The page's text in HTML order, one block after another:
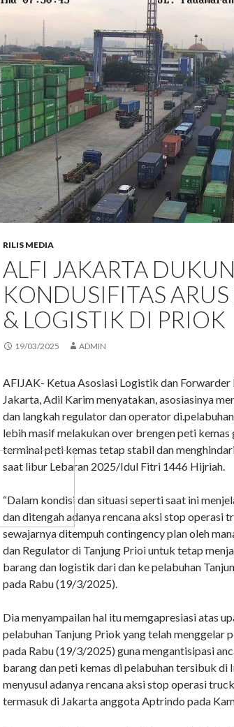
RILIS MEDIA
ALFI JAKARTA
KONDUSIFITAS
& LOGISTIK DI PRIOK
19/03/2025 ADMIN
AFIJAK- Ketua Asosiasi Logistik dan Forwarder
Jakarta, Adil Karim menyatakan, asosiasinya
dan langkah regulator dan operator
lebih masif melakukan over brengen peti kemas
terminal peti kemas tetap stabil dan
saat libur Lebaran 2025/Idul Fitri 1446 Hijriah.
“Dalam kondisi dan situasi seperti saat ini
dan ditengah adanya rencana aksi stop operasi
sewajarnya ditempuh contingency plan oleh
dan Regulator di Tanjung Prioi untuk tetap
barang dan logistik dari dan ke pelabuhan
pada Rabu (19/3/2025).
Dia menyampailan hal itu memgapresiasi atas
pelabuhan Tanjung Priok yang telah menggelar
pada Rabu (19/3/2025) guna mengantisipasi
barang dan peti kemas di pelabuhan tersibuk di
menyusul adanya rencana aksi stop operasi
termasuk di Jakarta anggota Aptrindo pada